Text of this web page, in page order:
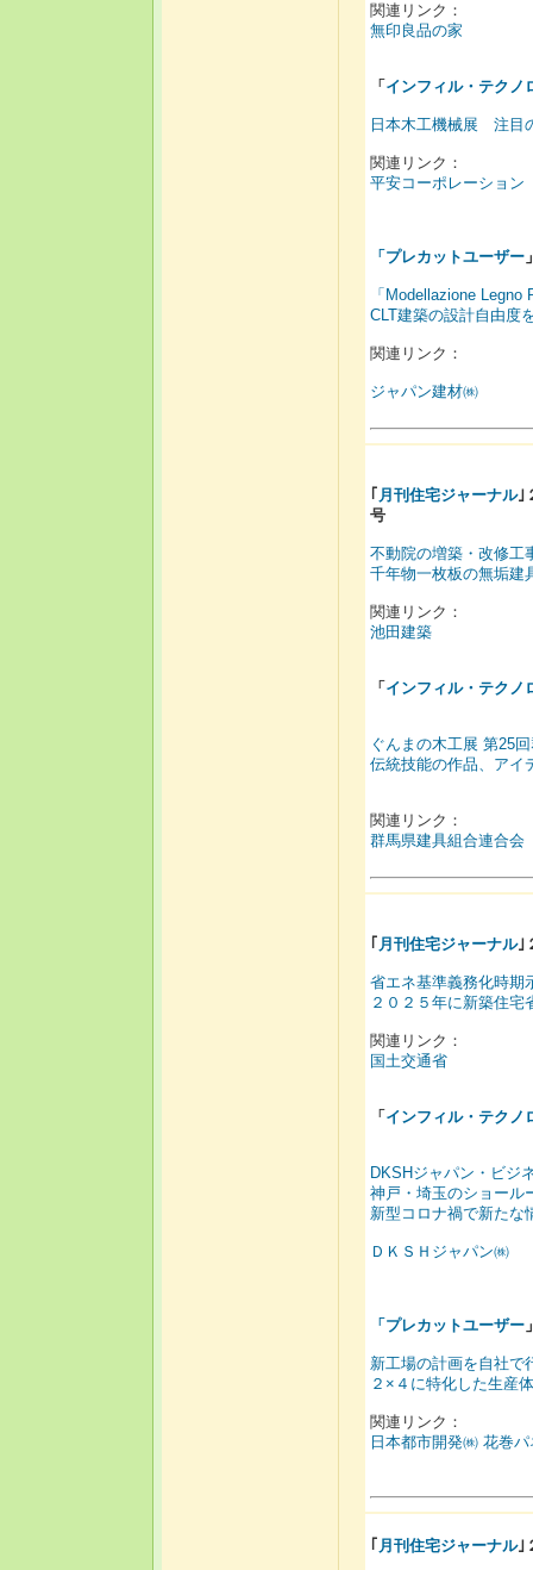
関連リンク：
無印良品の家
「 インフィル・テクノ
日本木工機械展 注目
関連リンク：
平安コーポレーション
「 プレカットユーザー
「Modellazione
CLT建築の設計自由度
関連リンク：
ジャパン建材㈱
｢ 月刊住宅ジャーナル｣
号
不動院の増築・改修工
千年物一枚板の無垢建
関連リンク：
池田建築
「 インフィル・テクノ
ぐんまの木工展 第25
伝統技能の作品、アイ
関連リンク：
群馬県建具組合連合会
｢ 月刊住宅ジャーナル｣
省エネ基準義務化時期
２０２５年に新築住宅
関連リンク：
国土交通省
「 インフィル・テクノ
DKSHジャパン・ビジ
神戸・埼玉のショール
新型コロナ禍で新たな
ＤＫＳＨジャパン㈱
「 プレカットユーザー
新工場の計画を自社で
２×４に特化した生産
関連リンク：
日本都市開発㈱ 花巻
｢ 月刊住宅ジャーナル｣